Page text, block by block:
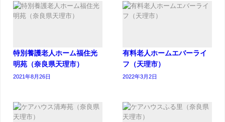
特別養護老人ホーム福住光
明苑（奈良県天理市）
2021年8月26日
有料老人ホームエバーライ
フ（天理市）
2022年3月2日